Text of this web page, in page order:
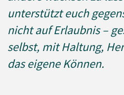
unterstützt euch
nicht auf Erlaubnis –
selbst, mit Haltung,
das eigene Können.